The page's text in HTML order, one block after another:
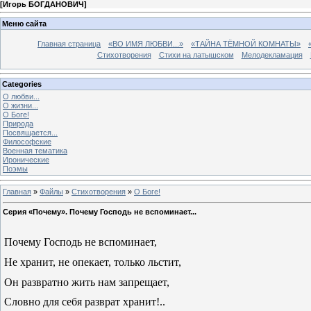
[Игорь БОГДАНОВИЧ]
Меню сайта
Главная страница «ВО ИМЯ ЛЮБВИ...» «ТАЙНА ТЁМНОЙ КОМНАТЫ»
Стихотворения
Стихи на латышском Мелодекламация
Categories
О любви...
О жизни...
О Боге!
Природа
Посвящается...
Философские
Военная тематика
Иронические
Поэмы
Главная » Файлы » Стихотворения » О Боге!
Серия «Почему». Почему Господь не вспоминает...
Почему Господь не вспоминает,
Не хранит, не опекает, только льстит,
Он развратно жить нам запрещает,
Словно для себя разврат хранит!..